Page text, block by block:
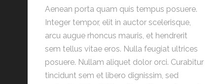
Aenean porta quam quis tempus posuere.
Integer tempor, elit in auctor scelerisque,
arcu augue rhoncus mauris, et hendrerit
sem tellus vitae eros. Nulla feugiat ultrices
posuere. Nullam aliquet dolor orci. Curabitur
tincidunt sem et libero dignissim, sed